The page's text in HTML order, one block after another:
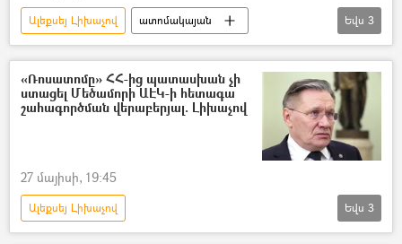
Ալեքսեյ Լիխաչով
ատոմակայան
Մեծամոր
Ռուսաստան
Հայաստան
Եվս 3
«Ռոսատոմը» ՀՀ-ից պատասխան չի
ստացել Մեծամորի ԱԷԿ-ի հետագա
շահագործման վերաբերյալ. Լիխաչով
27 մայիսի, 19:45
Ալեքսեյ Լիխաչով
Հայաստանի Ատոմային էլեկտրակայան (ԱԷԿ)
Եվս 3